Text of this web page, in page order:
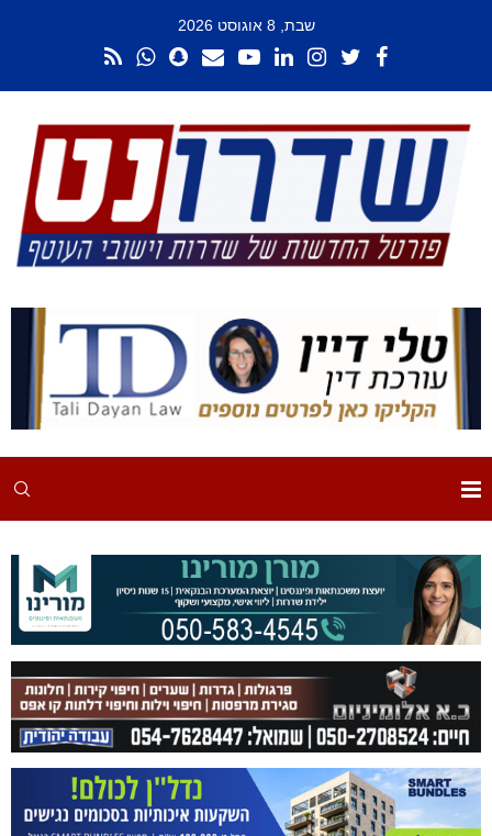
שבת, 8 אוגוסט 2026